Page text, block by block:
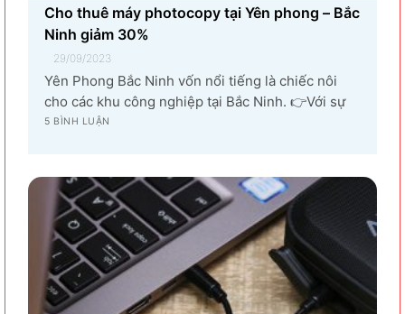
Cho thuê máy photocopy tại Yên phong – Bắc
Ninh giảm 30%
29/09/2023
Yên Phong Bắc Ninh vốn nổi tiếng là chiếc nôi
cho các khu công nghiệp tại Bắc Ninh. 👉Với sự
góp mặt của tập đoàn SamSung đầu tư cho hạng
5 BÌNH LUẬN